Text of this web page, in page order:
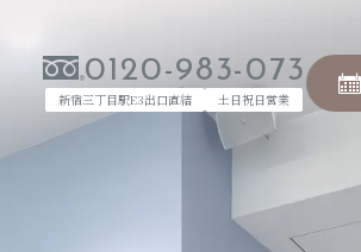
0120-983-073
新宿三丁目駅E3出口直結 土日祝日営業